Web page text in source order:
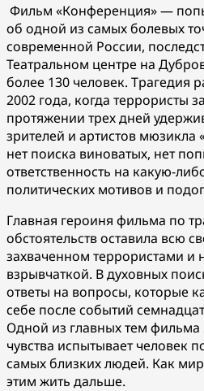
Фильм «Конференция» —
об одной из самых болевых
современной России,
Театральном центре на
более 130 человек. Трагедия
2002 года, когда террористы
протяжении трех дней
зрителей и артистов мюзикла
нет поиска виноватых, нет
ответственность на какую-
политических мотивов и
Главная героиня фильма по
обстоятельств оставила всю
захваченном террористами и
взрывчаткой. В духовных
ответы на вопросы, которые
себе после событий
Одной из главных тем фильма
чувства испытывает человек
самых близких людей. Как
этим жить дальше.